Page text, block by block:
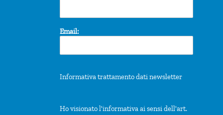
Email:
Informativa trattamento dati newsletter
Ho visionato l'informativa ai sensi dell'art.